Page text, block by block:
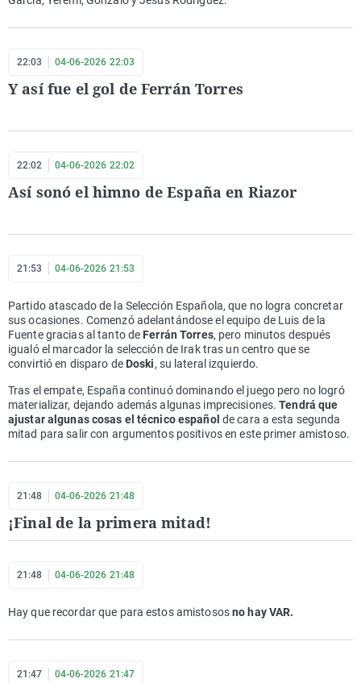
22:03 04-06-2026 22:03
Y así fue el gol de Ferrán Torres
22:02 04-06-2026 22:02
Así sonó el himno de España en Riazor
21:53 04-06-2026 21:53
Partido atascado de la Selección Española, que no logra concretar
sus ocasiones. Comenzó adelantándose el equipo de Luis de la
Fuente gracias al tanto de Ferrán Torres, pero minutos después
igualó el marcador la selección de Irak tras un centro que se
convirtió en disparo de Doski, su lateral izquierdo.
Tras el empate, España continuó dominando el juego pero no logró
materializar, dejando además algunas imprecisiones.Tendrá que
ajustar algunas cosas el técnico español de cara a esta segunda
mitad para salir con argumentos positivos en este primer amistoso.
21:48 04-06-2026 21:48
¡Final de la primera mitad!
21:48 04-06-2026 21:48
Hay que recordar que para estos amistososno hay VAR.
21:47 04-06-2026 21:47